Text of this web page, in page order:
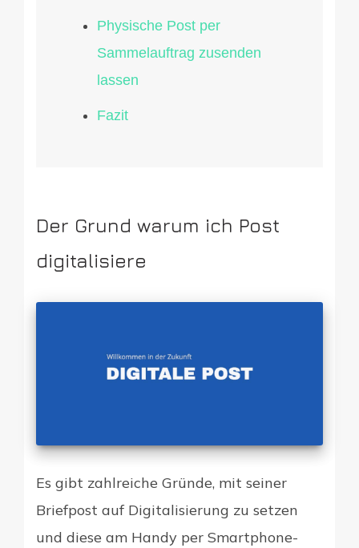
Physische Post per
Sammelauftrag zusenden
lassen
Fazit
Der Grund warum ich Post
digitalisiere
Es gibt zahlreiche Gründe, mit seiner
Briefpost auf Digitalisierung zu setzen
und diese am Handy per Smartphone-